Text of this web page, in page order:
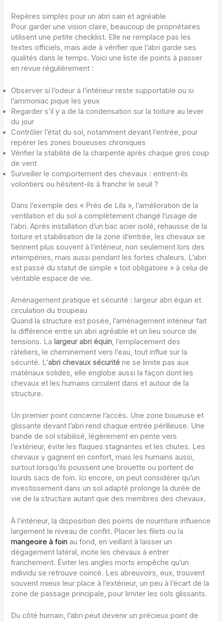
Repères simples pour un abri sain et agréable
Pour garder une vision claire, beaucoup de propriétaires
utilisent une petite checklist. Elle ne remplace pas les
textes officiels, mais aide à vérifier que l’abri garde ses
qualités dans le temps. Voici une liste de points à passer
en revue régulièrement :
Observer si l’odeur à l’intérieur reste supportable ou si
l’ammoniac pique les yeux
Regarder s’il y a de la condensation sur la toiture au lever
du jour
Contrôler l’état du sol, notamment devant l’entrée, pour
repérer les zones boueuses chroniques
Vérifier la stabilité de la charpente après chaque gros coup
de vent
Surveiller le comportement des chevaux : entrent-ils
volontiers ou hésitent-ils à franchir le seuil ?
Dans l’exemple des « Prés de Lila », l’amélioration de la
ventilation et du sol a complètement changé l’usage de
l’abri. Après installation d’un bac acier isolé, rehausse de la
toiture et stabilisation de la zone d’entrée, les chevaux se
tiennent plus souvent à l’intérieur, non seulement lors des
intempéries, mais aussi pendant les fortes chaleurs. L’abri
est passé du statut de simple « toit obligatoire » à celui de
véritable espace de vie.
Aménagement pratique et sécurité : largeur abri équin et
circulation du troupeau
Quand la structure est posée, l’aménagement intérieur fait
la différence entre un abri agréable et un lieu source de
tensions. La largeur abri équin, l’emplacement des
râteliers, le cheminement vers l’eau, tout influe sur la
sécurité. L’abri chevaux sécurité ne se limite pas aux
matériaux solides, elle englobe aussi la façon dont les
chevaux et les humains circulent dans et autour de la
structure.
Un premier point concerne l’accès. Une zone boueuse et
glissante devant l’abri rend chaque entrée périlleuse. Une
bande de sol stabilisé, légèrement en pente vers
l’extérieur, évite les flaques stagnantes et les chutes. Les
chevaux y gagnent en confort, mais les humains aussi,
surtout lorsqu’ils poussent une brouette ou portent de
lourds sacs de foin. Ici encore, on peut considérer qu’un
investissement dans un sol adapté prolonge la durée de
vie de la structure autant que des membres des chevaux.
À l’intérieur, la disposition des points de nourriture influence
largement le niveau de conflit. Placer les filets ou la
mangeoire à foin au fond, en veillant à laisser un
dégagement latéral, incite les chevaux à entrer
franchement. Éviter les angles morts empêche qu’un
individu se retrouve coincé. Les abreuvoirs, eux, trouvent
souvent mieux leur place à l’extérieur, un peu à l’écart de la
zone de passage principale, pour limiter les sols glissants.
Du côté humain, l’abri peut devenir un précieux point de